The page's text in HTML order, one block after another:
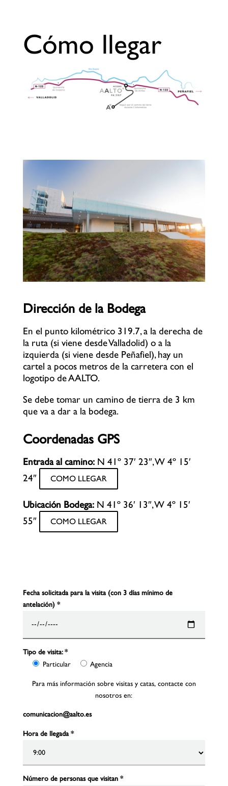
Cómo llegar
Dirección de la Bodega
En el punto kilométrico 319.7, a la derecha de
la ruta (si viene desde Valladolid) o a la
izquierda (si viene desde Peñafiel), hay un
cartel a pocos metros de la carretera con el
logotipo de AALTO.
Se debe tomar un camino de tierra de 3 km
que va a dar a la bodega.
Coordenadas GPS
Entrada al camino:N 41º 37′ 23″, W 4º 15′
24″
COMO LLEGAR
Ubicación Bodega:N 41º 36′ 13″, W 4º 15′
55″
COMO LLEGAR
Fecha solicitada para la visita (con 3 días mínimo de
antelación) *
Tipo de visita: *
Particular
Agencia
Para más información sobre visitas y catas, contacte con
nosotros en:
comunicacion@aalto.es
Hora de llegada *
Número de personas que visitan *